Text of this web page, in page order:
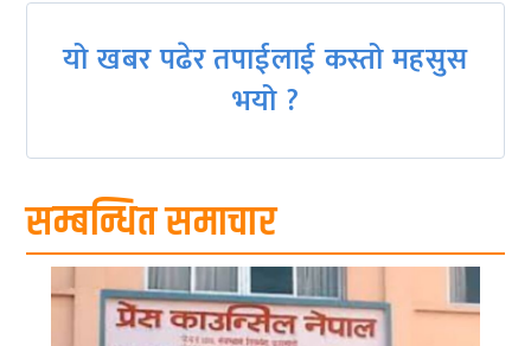
यो खबर पढेर तपाईलाई कस्तो महसुस
भयो ?
सम्बन्धित समाचार